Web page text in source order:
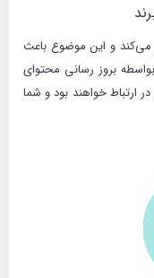
می‌کند و این موضوع باعث
بروز رسانی محتوای
ارتباط خواهند بود و شما